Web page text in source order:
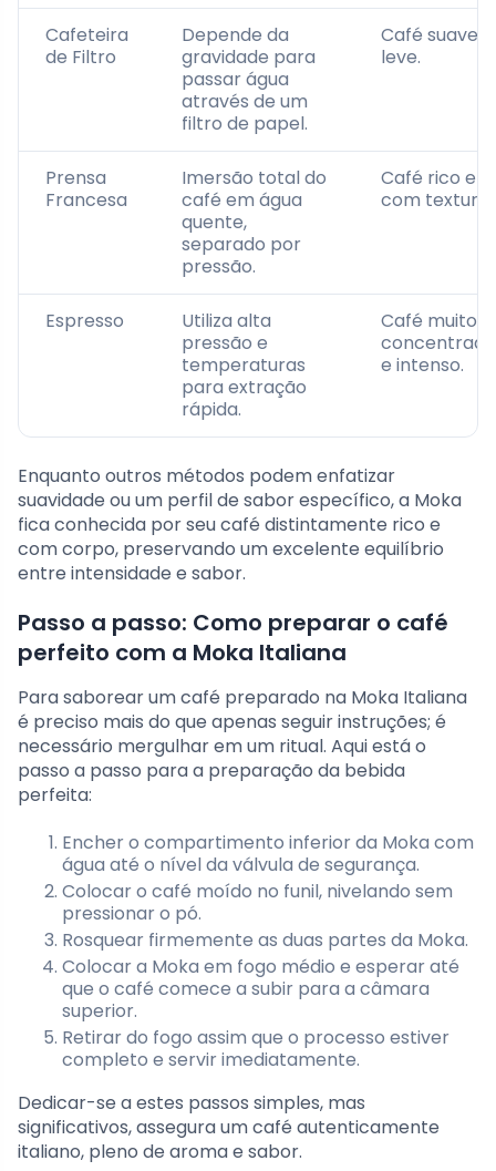
Cafeteira
de Filtro
Depende da
gravidade para
passar água
através de um
filtro de papel.
Café suave e
leve.
Prensa
Francesa
Imersão total do
café em água
quente,
separado por
pressão.
Café rico e
com textura.
Espresso
Utiliza alta
pressão e
temperaturas
para extração
rápida.
Café muito
concentrado
e intenso.
Enquanto outros métodos podem enfatizar
suavidade ou um perfil de sabor específico, a Moka
fica conhecida por seu café distintamente rico e
com corpo, preservando um excelente equilíbrio
entre intensidade e sabor.
Passo a passo: Como preparar o café
perfeito com a Moka Italiana
Para saborear um café preparado na Moka Italiana
é preciso mais do que apenas seguir instruções; é
necessário mergulhar em um ritual. Aqui está o
passo a passo para a preparação da bebida
perfeita:
Encher o compartimento inferior da Moka com
água até o nível da válvula de segurança.
Colocar o café moído no funil, nivelando sem
pressionar o pó.
Rosquear firmemente as duas partes da Moka.
Colocar a Moka em fogo médio e esperar até
que o café comece a subir para a câmara
superior.
Retirar do fogo assim que o processo estiver
completo e servir imediatamente.
Dedicar-se a estes passos simples, mas
significativos, assegura um café autenticamente
italiano, pleno de aroma e sabor.